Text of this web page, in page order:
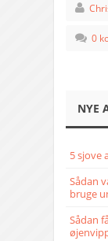
0
NYE
5 sjove
Sådan
bruge
Sådan